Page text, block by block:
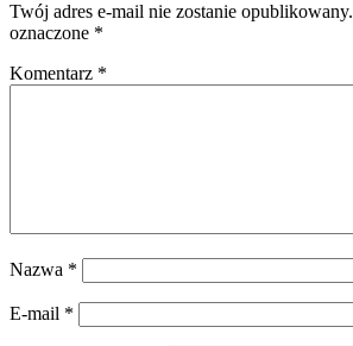
Twój adres e-mail nie zostanie opublikowany.
oznaczone *
Komentarz *
Nazwa *
E-mail *